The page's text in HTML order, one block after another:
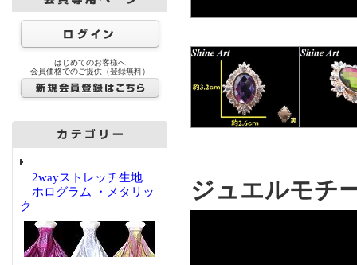
はじめてのお客様へ
会員価格でのご提供（登録無料）
2wayストレッチ生地
ホログラム ・メタリッ
ク
ジュエルモチ